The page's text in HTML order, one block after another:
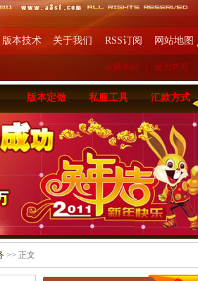
版本技术 关于我们 RSS订阅 网站地图
收藏本站 设为首页
版本定做 私服工具 汇款方式
>> 正文